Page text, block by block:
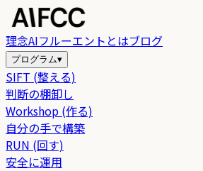
理念AIフルーエントとはブログ
プログラム▾
SIFT (整える)
判断の棚卸し
Workshop (作る)
自分の手で構築
RUN (回す)
安全に運用